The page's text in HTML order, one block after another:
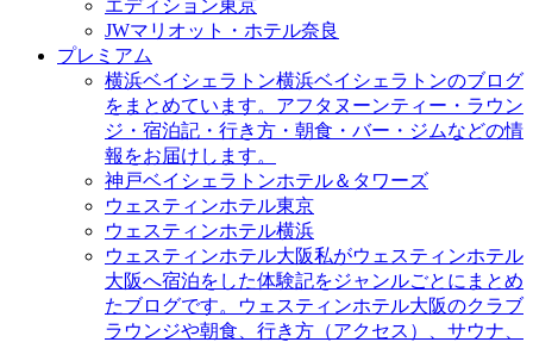
エディション東京
JWマリオット・ホテル奈良
プレミアム
横浜ベイシェラトン横浜ベイシェラトンのブログ
をまとめています。アフタヌーンティー・ラウン
ジ・宿泊記・行き方・朝食・バー・ジムなどの情
報をお届けします。
神戸ベイシェラトンホテル＆タワーズ
ウェスティンホテル東京
ウェスティンホテル横浜
ウェスティンホテル大阪私がウェスティンホテル
大阪へ宿泊をした体験記をジャンルごとにまとめ
たブログです。ウェスティンホテル大阪のクラブ
ラウンジや朝食、行き方（アクセス）、サウナ、